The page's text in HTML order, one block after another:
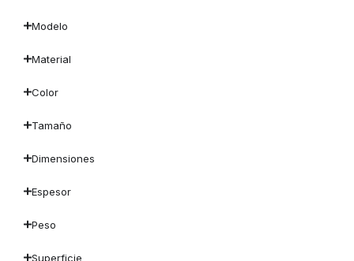
Modelo
Material
Color
Tamaño
Dimensiones
Espesor
Peso
Superficie